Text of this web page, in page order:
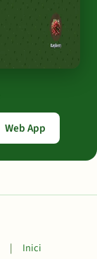
Web App
| Inici